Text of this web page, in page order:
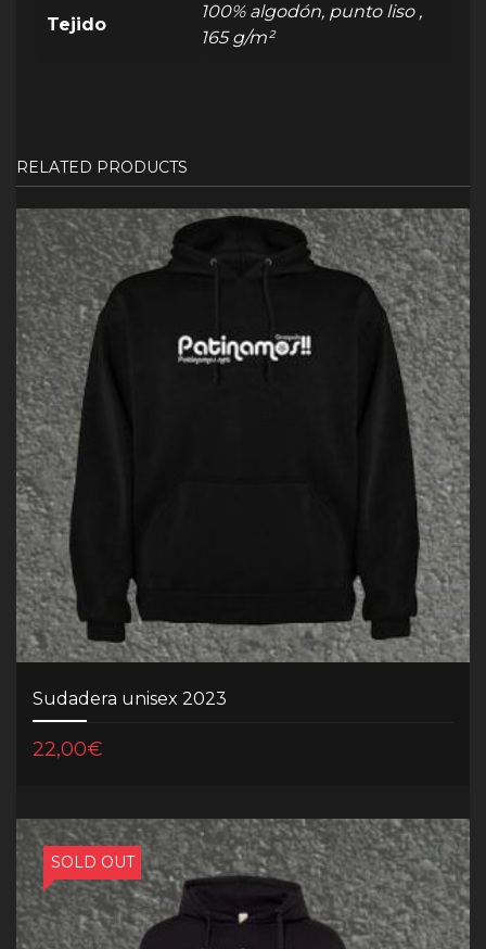
Tejido
100% algodón, punto liso ,
165 g/m²
RELATED PRODUCTS
Sudadera unisex 2023
22,00€
SOLD OUT